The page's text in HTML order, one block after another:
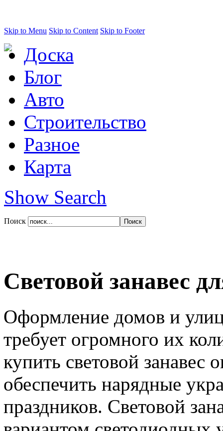
Skip to Menu Skip to Content Skip to Footer
Доска
Блог
Авто
Строительство
Разное
Карта
Show Search
Поиск
Световой занавес
Оформление домов и
требует огромного их
купить световой
обеспечить нарядные
праздников. Световой